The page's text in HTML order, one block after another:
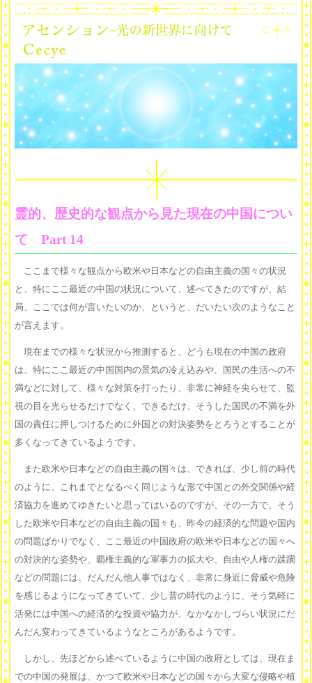
霊的、歴史的な観点から見た現在の中国につい
て Part 14
ここまで様々な観点から欧米や日本などの自由主義の国々の状況
と、特にここ最近の中国の状況について、述べてきたのですが、結
局、ここでは何が言いたいのか、というと、だいたい次のようなこと
が言えます。
現在までの様々な状況から推測すると、どうも現在の中国の政府
は、特にここ最近の中国国内の景気の冷え込みや、国民の生活への不
満などに対して、様々な対策を打ったり、非常に神経を尖らせて、監
視の目を光らせるだけでなく、できるだけ、そうした国民の不満を外
国の責任に押しつけるために外国との対決姿勢をとろうとすることが
多くなってきているようです。
また欧米や日本などの自由主義の国々は、できれば、少し前の時代
のように、これまでとなるべく同じような形で中国との外交関係や経
済協力を進めてゆきたいと思ってはいるのですが、その一方で、そう
した欧米や日本などの自由主義の国々も、昨今の経済的な問題や国内
の問題ばかりでなく、ここ最近の中国政府の欧米や日本などの国々へ
の対決的な姿勢や、覇権主義的な軍事力の拡大や、自由や人権の蹂躙
などの問題には、だんだん他人事ではなく、非常に身近に脅威や危険
を感じるようになってきていて、少し昔の時代のように、そう気軽に
活発には中国への経済的な投資や協力が、なかなかしづらい状況にだ
んだん変わってきているようなところがあるようです。
しかし、先ほどから述べているように中国の政府としては、現在ま
での中国の発展は、かつて欧米や日本などの国々から大変な侵略や植